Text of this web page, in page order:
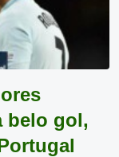
belo gol,